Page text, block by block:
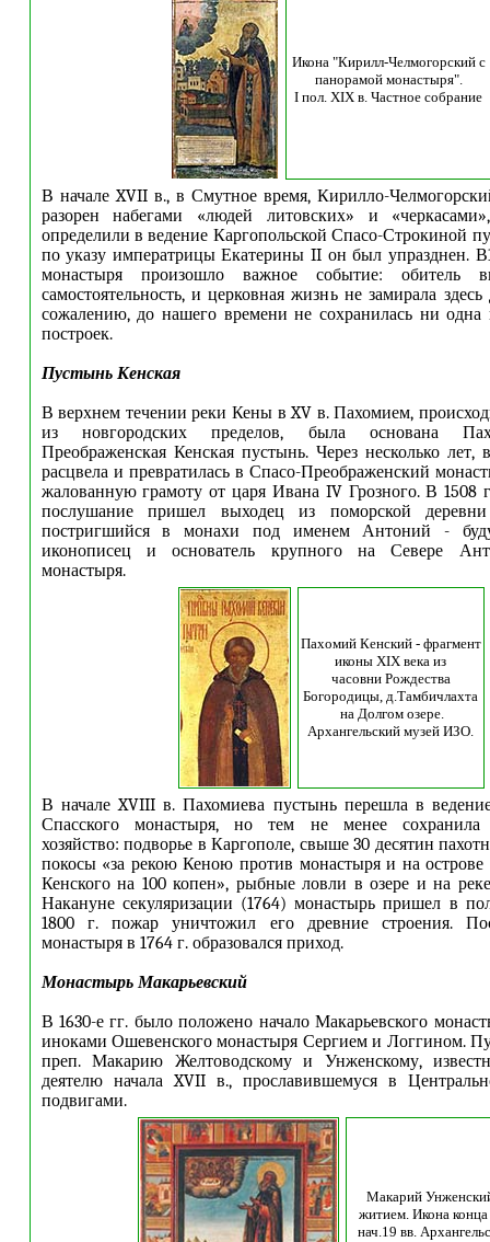
Икона "Кирилл-Челмогорский с
панорамой монастыря".
I пол. XIX в. Частное собрание
В начале XVII в., в Смутное время, Кирилло-
разорен набегами «людей литовских» и
определили в ведение Каргопольской Спасо-Строкиной
по указу императрицы Екатерины II он был упразднен.
монастыря произошло важное событие: обитель
самостоятельность, и церковная жизнь не замирала здесь
сожалению, до нашего времени не сохранилась ни одна
построек.
Пустынь Кенская
В верхнем течении реки Кены в XV в. Пахомием,
из новгородских пределов, была основана
Преображенская Кенская пустынь. Через несколько лет,
расцвела и превратилась в Спасо-Преображенский
жалованную грамоту от царя Ивана IV Грозного. В 1508
послушание пришел выходец из поморской
постригшийся в монахи под именем Антоний -
иконописец и основатель крупного на Севере
монастыря.
Пахомий Кенский - фрагмент
иконы XIX века из
часовни Рождества
Богородицы, д.Тамбичлахта
на Долгом озере.
Архангельский музей ИЗО.
В начале XVIII в. Пахомиева пустынь перешла в
Спасского монастыря, но тем не менее сохранила
хозяйство: подворье в Каргополе, свыше 30 десятин
покосы «за рекою Кеною против монастыря и на острове
Кенского на 100 копен», рыбные ловли в озере и на
Накануне секуляризации (1764) монастырь пришел в
1800 г. пожар уничтожил его древние строения.
монастыря в 1764 г. образовался приход.
Монастырь Макарьевский
В 1630-е гг. было положено начало Макарьевского
иноками Ошевенского монастыря Сергием и Логгином.
преп. Макарию Желтоводскому и Унженскому,
деятелю начала XVII в., прославившемуся в
подвигами.
Макарий
житием. Икона
нач.19 вв.